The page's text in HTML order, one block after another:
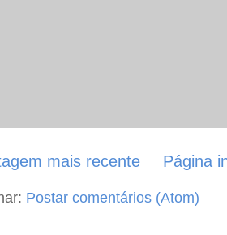
mais recente Página
Postar comentários (Atom)